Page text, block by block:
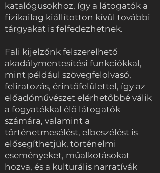
katalógusokhoz, így a látogatók a
fizikailag kiállítotton kívül további
tárgyakat is felfedezhetnek.
Fali kijelzőnk felszerelhető
akadálymentesítési funkciókkal,
mint például szövegfelolvasó,
feliratozás, érintőfelülettel, így az
előadóművészet elérhetőbbé válik
a fogyatékkal élő látogatók
számára, valamint a
történetmesélést, elbeszélést is
elősegíthetjük, történelmi
eseményeket, műalkotásokat
hozva, és a kulturális narratívák